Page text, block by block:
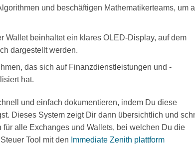
und beschäftigen Mathematikerteams, um
Wallet beinhaltet ein klares OLED-Display, auf dem
dargestellt werden.
das sich auf Finanzdienstleistungen und -
hat.
und einfach dokumentieren, indem Du diese
Dieses System zeigt Dir dann übersichtlich und
alle Exchanges und Wallets, bei welchen Du die
Tool mit den Immediate Zenith plattform